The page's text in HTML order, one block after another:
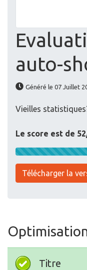
auto-
Généré le 07 Juillet
Vieilles
Le score est de
Télécharger la
Titre